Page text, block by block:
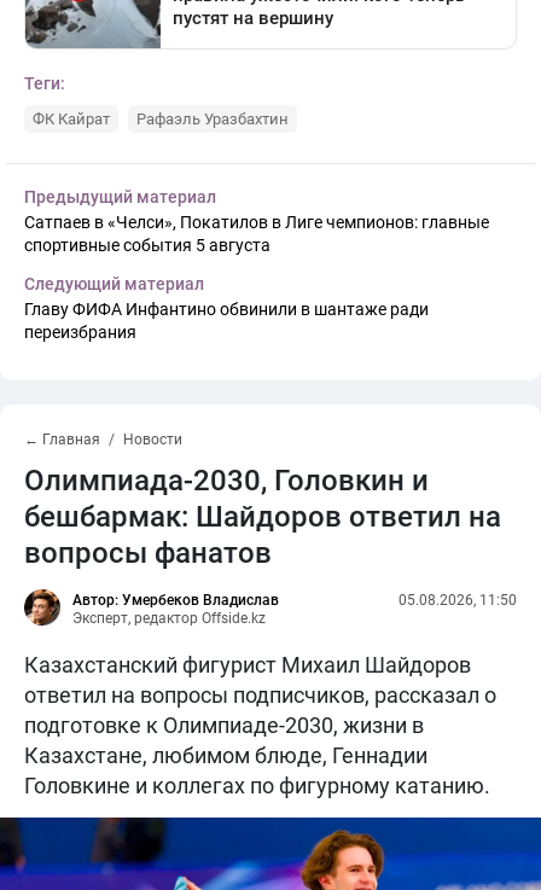
Теги:
ФК Кайрат Рафаэль Уразбахтин
Предыдущий материал
Сатпаев в «Челси», Покатилов в Лиге чемпионов: главные
спортивные события 5 августа
Следующий материал
Главу ФИФА Инфантино обвинили в шантаже ради
переизбрания
← Главная Новости
Олимпиада-2030, Головкин и
бешбармак: Шайдоров ответил на
вопросы фанатов
Автор: Умербеков Владислав
Эксперт, редактор Offside.kz
05.08.2026, 11:50
Казахстанский фигурист Михаил Шайдоров
ответил на вопросы подписчиков, рассказал о
подготовке к Олимпиаде-2030, жизни в
Казахстане, любимом блюде, Геннадии
Головкине и коллегах по фигурному катанию.